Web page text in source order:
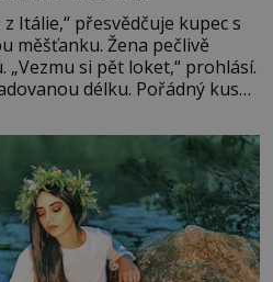
Itálie,“ přesvědčuje kupec s
měšťanku. Žena pečlivě
si pět loket,“ prohlásí.
délku. Pořádný kus
sukni,“ zhodnotí švadlena
„Ošidili vás, podívejte.“